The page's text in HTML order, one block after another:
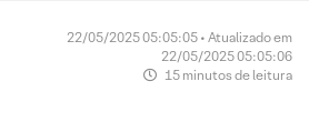
22/05/2025 05:05:05 • Atualizado em
22/05/2025 05:05:06
15 minutos de leitura